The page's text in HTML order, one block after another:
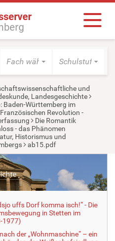
Fach wählen Schulstufe
und
Landesgeschichte
Baden-Württemberg im
Revolution -
Die Romantik
- das Phänomen
Historismus und
ab15.pdf
uffs Dorf komma isch!“ - Die
in Stetten im
1977)
der „Wohnmaschine“ – ein